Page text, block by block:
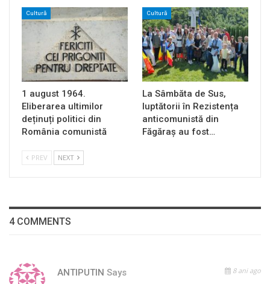
Cultură
1 august 1964.
Eliberarea ultimilor
deținuți politici din
România comunistă
Cultură
La Sâmbăta de Sus,
luptătorii în Rezistența
anticomunistă din
Făgăraș au fost…
PREV NEXT
4 COMMENTS
ANTIPUTIN Says 8 ani ago